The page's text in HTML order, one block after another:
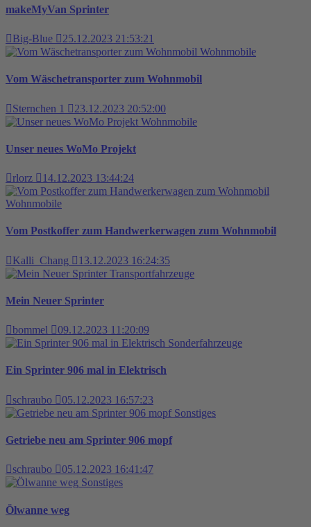
makeMyVan Sprinter
Big-Blue
25.12.2023 21:53:21
Wohnmobile
Vom Wäschetransporter zum Wohnmobil
Sternchen 1
23.12.2023 20:52:00
Wohnmobile
Unser neues WoMo Projekt
rlorz 14.12.2023 13:44:24
Wohnmobile
Vom Postkoffer zum Handwerkerwagen zum Wohnmobil
Kalli_Chang
13.12.2023 16:24:35
Transportfahrzeuge
Mein Neuer Sprinter
bommel
09.12.2023 11:20:09
Sonderfahrzeuge
Ein Sprinter 906 mal in Elektrisch
schraubo
05.12.2023 16:57:23
Sonstiges
Getriebe neu am Sprinter 906 mopf
schraubo
05.12.2023 16:41:47
Sonstiges
Ölwanne weg